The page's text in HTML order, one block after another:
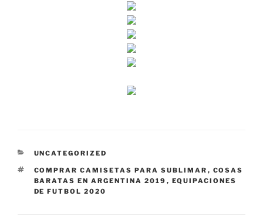
CATEGORÍAS
UNCATEGORIZED
ETIQUETAS
COMPRAR CAMISETAS PARA SUBLIMAR , COSAS
BARATAS EN ARGENTINA 2019 , EQUIPACIONES
DE FUTBOL 2020